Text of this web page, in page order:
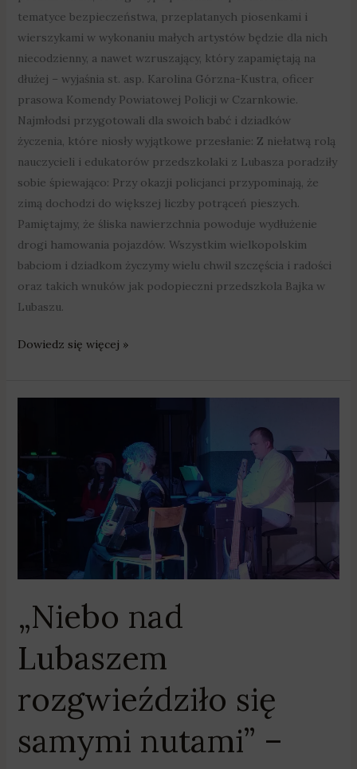
tematyce bezpieczeństwa, przeplatanych piosenkami i
wierszykami w wykonaniu małych artystów będzie dla nich
niecodzienny, a nawet wzruszający, który zapamiętają na
dłużej – wyjaśnia st. asp. Karolina Górzna-Kustra, oficer
prasowa Komendy Powiatowej Policji w Czarnkowie.
Najmłodsi przygotowali dla swoich babć i dziadków
życzenia, które niosły wyjątkowe przesłanie: Z niełatwą rolą
nauczycieli i edukatorów przedszkolaki z Lubasza poradziły
sobie śpiewająco: Przy okazji policjanci przypominają, że
zimą dochodzi do większej liczby potrąceń pieszych.
Pamiętajmy, że śliska nawierzchnia powoduje wydłużenie
drogi hamowania pojazdów. Wszystkim wielkopolskim
babciom i dziadkom życzymy wielu chwil szczęścia i radości
oraz takich wnuków jak podopieczni przedszkola Bajka w
Lubaszu.
Dowiedz się więcej »
„Niebo nad
Lubaszem
rozgwieździło się
samymi nutami” –
Lubaszem
rozgwieździło
się
samymi
relacja
Mikołajkowego
Koncertu
„Pod